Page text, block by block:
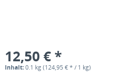
12,50 € *
Inhalt:0.1 kg (124,95 € * / 1 kg)